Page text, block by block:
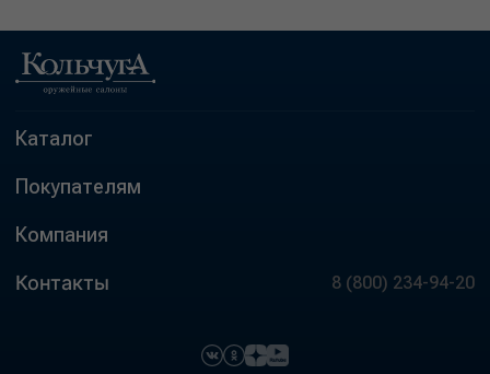
Каталог
Покупателям
Компания
Контакты 8 (800) 234-94-20